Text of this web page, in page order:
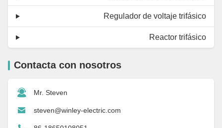
Regulador de voltaje trifásico
Reactor trifásico
Contacta con nosotros
Mr. Steven
steven@winley-electric.com